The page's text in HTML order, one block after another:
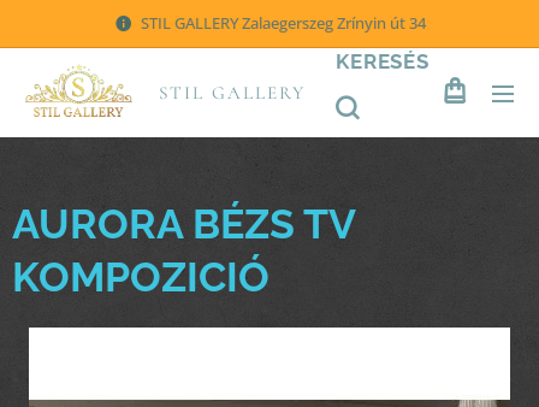
STIL GALLERY Zalaegerszeg Zrínyin út 34
STIL GALLERY
KERESÉS
AURORA BÉZS TV
KOMPOZICIÓ